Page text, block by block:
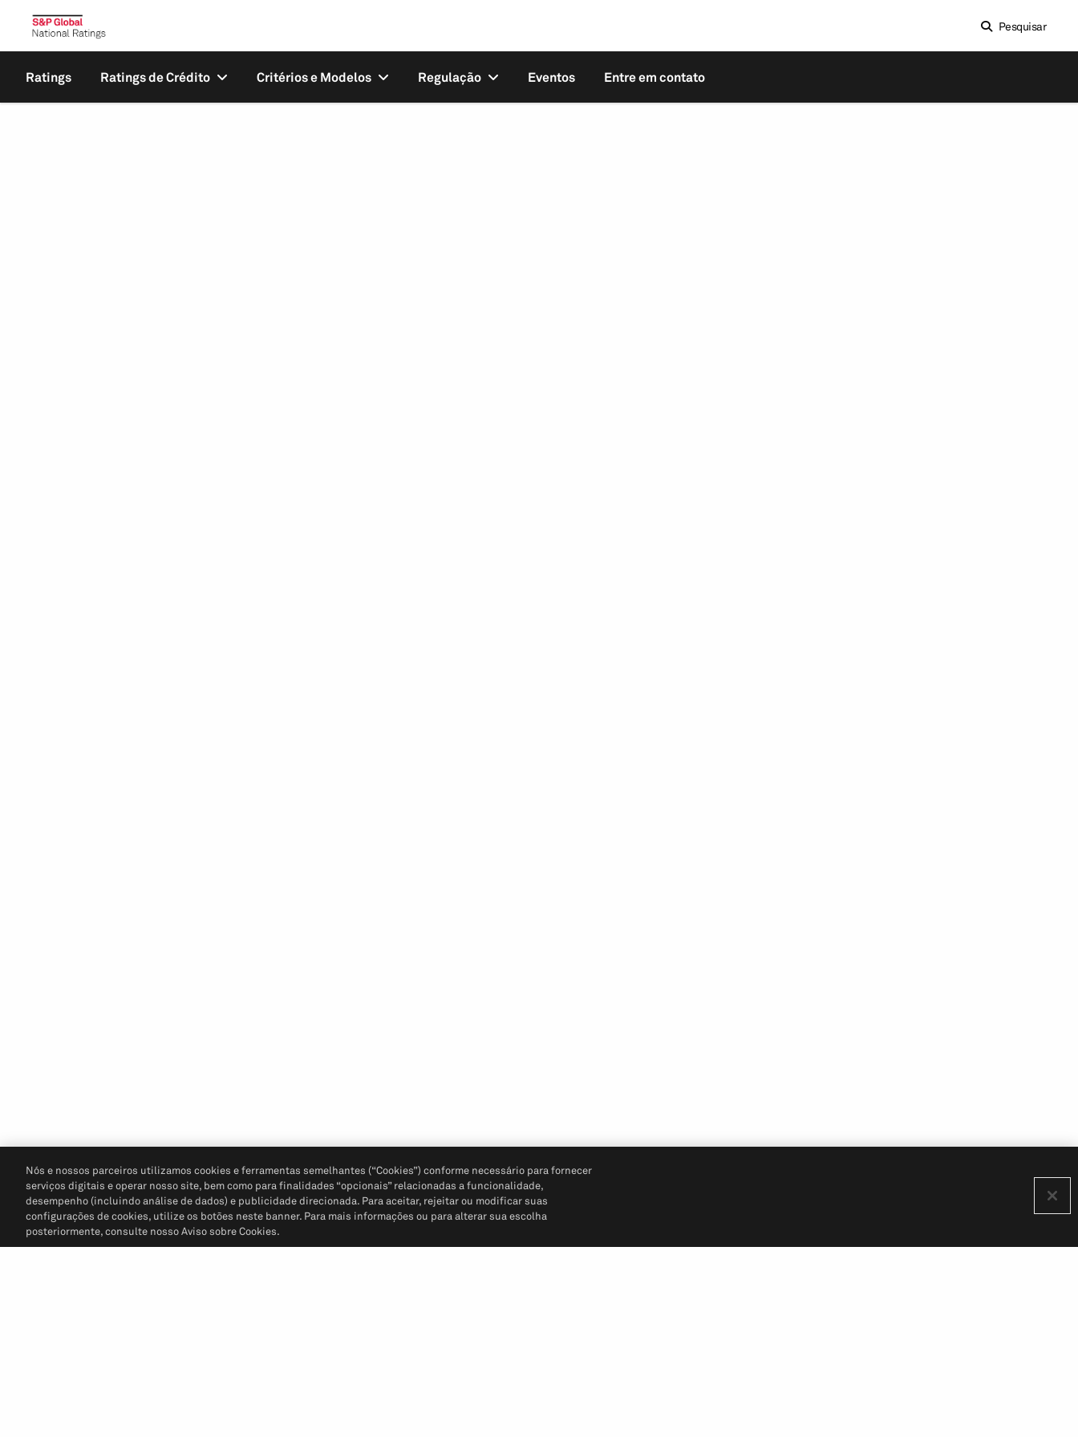
Pesquisar
Ratings Ratings de Crédito Critérios e Modelos Regulação Eventos Entre em contato
Nós e nossos parceiros utilizamos cookies e ferramentas semelhantes (“Cookies”) conforme necessário para fornecer
serviços digitais e operar nosso site, bem como para finalidades “opcionais” relacionadas a funcionalidade,
desempenho (incluindo análise de dados) e publicidade direcionada. Para aceitar, rejeitar ou modificar suas
configurações de cookies, utilize os botões neste banner. Para mais informações ou para alterar sua escolha
posteriormente, consulte nosso Aviso sobre Cookies.